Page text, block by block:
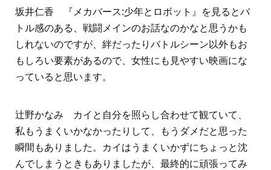
坂井仁香 『メカバース:少年とロボット』を見るとバ
トル感のある、戦闘メインのお話なのかなと思うかも
しれないのですが、絆だったりバトルシーン以外もお
もしろい要素があるので、女性にも見やすい映画にな
っていると思います。
辻野かなみ カイと自分を照らし合わせて観ていて、
私もうまくいかなかったりして、もうダメだと思った
瞬間もありました。カイはうまくいかずにちょっと沈
んでしまうときもありましたが、最終的に頑張ってみ